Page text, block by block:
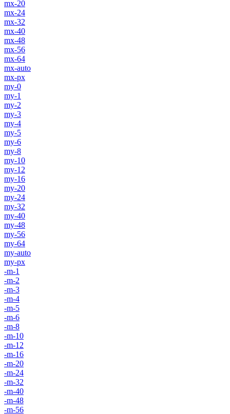
mx-20
mx-24
mx-32
mx-40
mx-48
mx-56
mx-64
mx-auto
mx-px
my-0
my-1
my-2
my-3
my-4
my-5
my-6
my-8
my-10
my-12
my-16
my-20
my-24
my-32
my-40
my-48
my-56
my-64
my-auto
my-px
-m-1
-m-2
-m-3
-m-4
-m-5
-m-6
-m-8
-m-10
-m-12
-m-16
-m-20
-m-24
-m-32
-m-40
-m-48
-m-56